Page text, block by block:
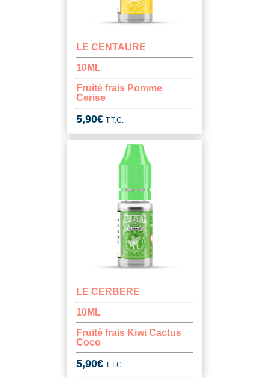
LE CENTAURE
10ML
Fruité frais Pomme
Cerise
5,90€ T.T.C.
LE CERBERE
10ML
Fruité frais Kiwi Cactus
Coco
5,90€ T.T.C.